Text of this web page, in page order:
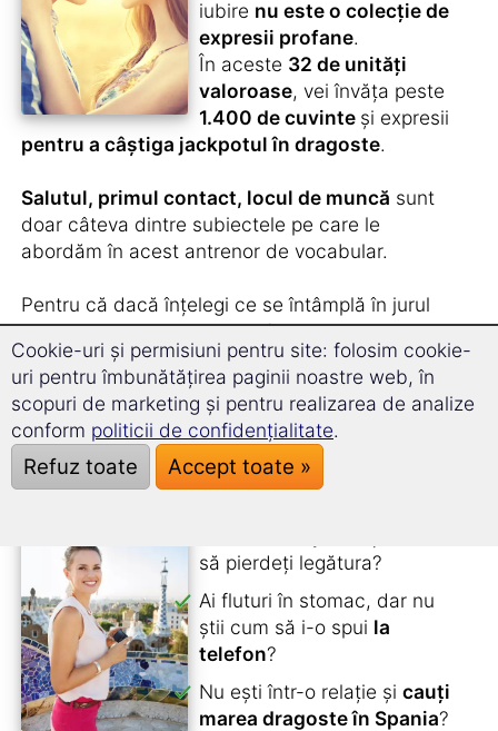
iubire nu este o colecție de
expresii profane.
În aceste 32 de unități
valoroase, vei învăța peste
1.400 de cuvinte și expresii
pentru a câștiga jackpotul în dragoste.
Salutul, primul contact, locul de muncă sunt
doar câteva dintre subiectele pe care le
abordăm în acest antrenor de vocabular.
Pentru că dacă înțelegi ce se întâmplă în jurul
tău, nu poți spune că nu ai fi știut nimic...
O completare interesantă – nu doar pentru cei
care nu sunt într-o relație.
să pierdeți legătura?
Ai fluturi în stomac, dar nu
știi cum să i-o spui la
telefon?
Nu ești într-o relație și cauți
marea dragoste în Spania?
Cookie-uri și permisiuni pentru site: folosim cookie-
uri pentru îmbunătățirea paginii noastre web, în
scopuri de marketing și pentru realizarea de analize
conform politicii de confidențialitate.
Refuz toate Accept toate »